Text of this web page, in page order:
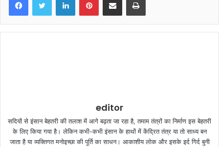
editor
सदियों से इंसान बेहतरी की तलाश में आगे बढ़ता जा रहा है, तमाम तंत्रों का निर्माण इस बेहतरी
के लिए किया गया है। लेकिन कभी-कभी इंसान के हाथों में केंद्रित तंत्र या तो साध्य बन
जाता है या व्यक्तिगत मनोइच्छा की पूर्ति का साधन। आकाशीय लोक और इसके इर्द गिर्द बुनी